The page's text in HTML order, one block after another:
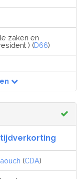
zaken en
) (D66)
(CDA)